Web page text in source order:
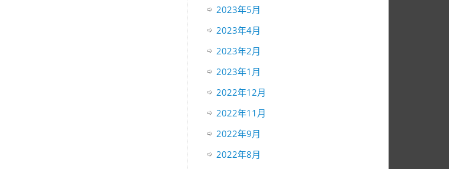
2023年5月
2023年4月
2023年2月
2023年1月
2022年12月
2022年11月
2022年9月
2022年8月